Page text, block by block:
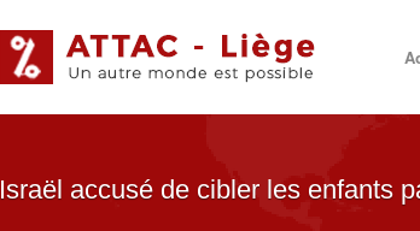
Israël accusé de cibler les enfants